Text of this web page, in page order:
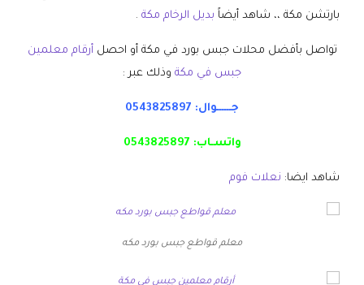
بارتشن مكة ،، شاهد أيضاً بديل الرخام مكة .
تواصل بأفضل محلات جبس بورد في مكة أو احصل أرقام معلمين
جبس في مكة وذلك عبر :
جــــــوال: 0543825897
واتسـاب: 0543825897
شاهد ايضا: نعلات فوم
معلم قواطع جبس بورد مكه